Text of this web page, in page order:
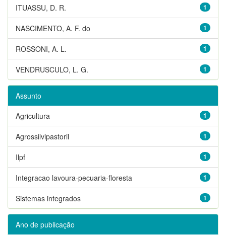
1
ITUASSU, D. R.
1
NASCIMENTO, A. F. do
1
ROSSONI, A. L.
1
VENDRUSCULO, L. G.
Assunto
1
Agricultura
1
Agrossilvipastoril
1
Ilpf
1
Integracao lavoura-pecuaria-floresta
1
Sistemas integrados
Ano de publicação